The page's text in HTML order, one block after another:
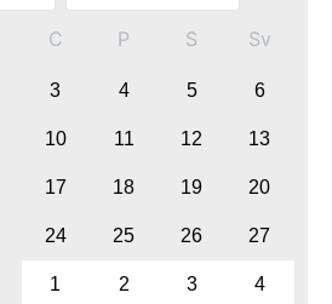
C P S Sv
3 4 5 6
10 11 12 13
17 18 19 20
24 25 26 27
1 2 3 4